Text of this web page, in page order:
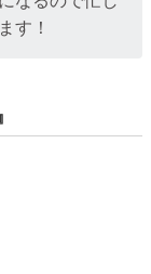
す！